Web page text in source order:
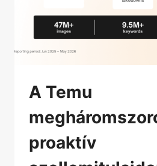
A Temu
proaktív